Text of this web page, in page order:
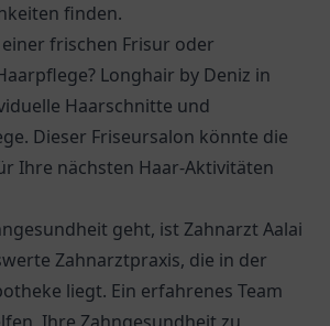
finden.
frischen Frisur oder
Longhair by Deniz in
Haarschnitte und
Dieser Friseursalon könnte die
Ihre nächsten Haar-Aktivitäten
geht, ist Zahnarzt Aalai
Zahnarztpraxis, die in der
liegt. Ein erfahrenes Team